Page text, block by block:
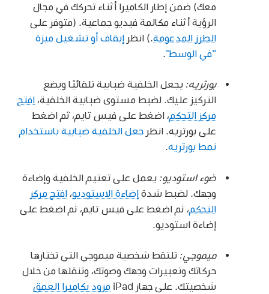
معك) ضمن إطار الكاميرا أثناء تحركك في مجال
الرؤية أثناء مكالمة فيديو جماعية. (متوفر على
الطرز المدعومة .) انظرإيقاف أو تشغيل ميزة
"في الوسط"
بورتريه: يجعل الخلفية ضبابية تلقائيًا ويضع
التركيز عليك. لضبط مستوى ضبابية الخلفية،افتح
مركز التحكم، اضغط على فيس تايم، ثم اضغط
على بورتريه. انظرجعل الخلفية ضبابية باستخدام
نمط بورتريه
ضوء استوديو: يعمل على تعتيم الخلفية وإضاءة
وجهك. لضبط شدةإضاءة الاستوديو،افتح مركز
التحكم، ثم اضغط على فيس تايم، ثم اضغط على
إضاءة استوديو.
ميموجي: تلتقط شخصية ميموجي التي تختارها
حركاتك وتعبيرات وجهك وصوتك، وتنقلها من خلال
شخصيتك. على جهاز iPad
مزود بكاميرا العمق